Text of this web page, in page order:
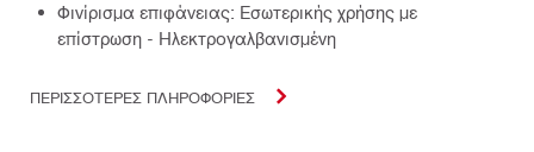
Φινίρισμα επιφάνειας: Εσωτερικής χρήσης με
επίστρωση - Ηλεκτρογαλβανισμένη
ΠΕΡΙΣΣΟΤΕΡΕΣ ΠΛΗΡΟΦΟΡΙΕΣ